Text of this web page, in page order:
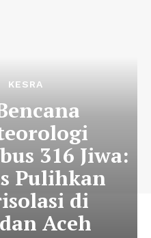
KESRA
316 Jiwa:
Pulihkan
di
Aceh